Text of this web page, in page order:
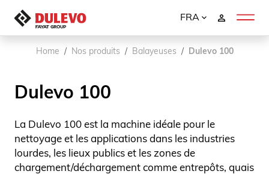
FRA
Home Nos produits Balayeuses Dulevo 100
Dulevo 100
La Dulevo 100 est la machine idéale pour le
nettoyage et les applications dans les industries
lourdes, les lieux publics et les zones de
chargement/déchargement comme entrepôts, quais